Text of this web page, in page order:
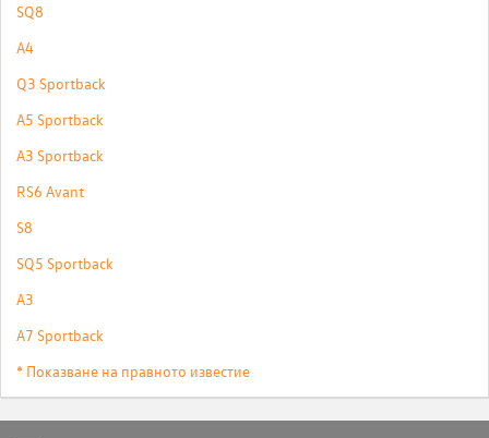
SQ8
A4
Q3 Sportback
A5 Sportback
A3 Sportback
RS6 Avant
S8
SQ5 Sportback
A3
A7 Sportback
* Показване на правното известие